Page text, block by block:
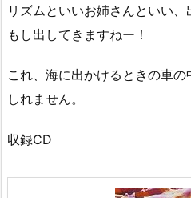
リズムといいお姉さんといい
もし出してきますねー！
これ、海に出かけるときの車
しれません。
収録CD